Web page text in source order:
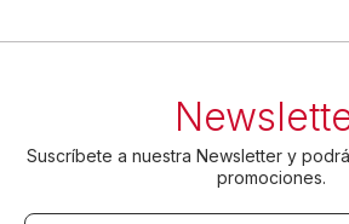
Suscríbete a nuestra Newsletter y
promociones.